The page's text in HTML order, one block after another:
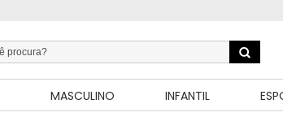
MASCULINO INFANTIL